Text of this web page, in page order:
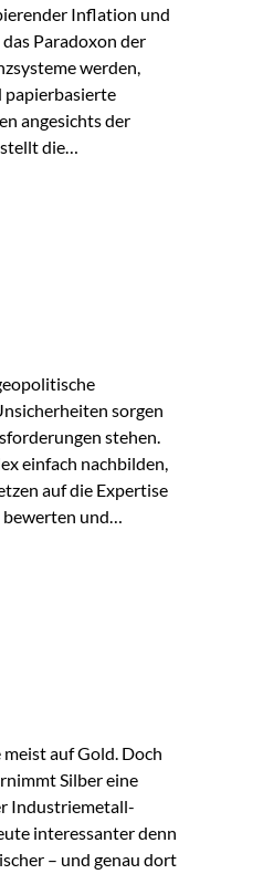
Inflation und
Paradoxon der
werden,
papierbasierte
angesichts der
die
Physische
sorgen
stehen.
einfach nachbilden,
auf die Expertise
bewerten und
Mehrwert
auf Gold. Doch
Silber eine
Industriemetall-
interessanter denn
– und genau dort